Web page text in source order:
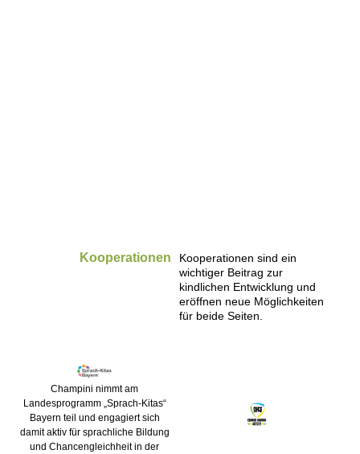
Kooperationen
Kooperationen sind ein
wichtiger Beitrag zur
kindlichen Entwicklung und
eröffnen neue Möglichkeiten
für beide Seiten.
Champini nimmt am
Landesprogramm „Sprach-Kitas“
Bayern teil und engagiert sich
damit aktiv für sprachliche Bildung
und Chancengleichheit in der